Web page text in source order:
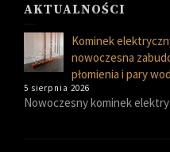
AKTUALNOŚCI
Kominek
nowoczesna
płomienia i pary
5 sierpnia 2026
Nowoczesny kominek